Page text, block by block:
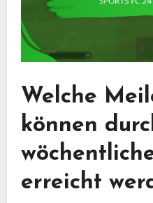
Welche
können
erreicht